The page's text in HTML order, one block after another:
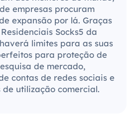
empresas procuram
expansão por lá. Graças
Socks5 da
limites para as suas
para proteção de
de mercado,
contas de redes sociais e
de utilização comercial.